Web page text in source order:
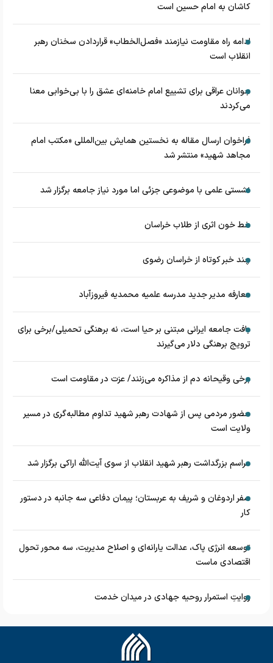
کاشان به امام حسین است
ادامه راه مقاومت نیازمند «فصل‌الخطاب» قراردادن سخنان رهبر
انقلاب است
جوانان عراقی برای تشییع امام خامنه‌ای عشق را با بی‌خوابی معنا
می‌کردند
فراخوان ارسال مقاله به نخستین همایش بین‌المللی «مکتب امام
مجاهد شهید» منتشر شد
نشستی علمی با موضوعی جزئی اما مورد نیاز جامعه برگزار شد
خط خون اثری از طلاب خراسان
چند خبر کوتاه از خراسان رضوی
معارفه مدیر جدید مدرسه علمیه محمدیه فیروزآباد
بافت جامعه ایرانی مبتنی بر حیا است، نه برهنگی تحمیلی/برخی برای
ترویج برهنگی دلار می‌گیرند
برخی وقیحانه دم از مذاکره می‌زنند/ عزت در مقاومت است
حضور مردمی پس از شهادت رهبر شهید تداوم مطالبه‌گری در مسیر
ولایت است
مراسم بزرگداشت رهبر شهید انقلاب از سوی آیت‌الله اراکی برگزار شد
سفر اردوغان و شریف به عربستان؛ پیمان دفاعی سه جانبه در دستور
کار
توسعه انرژی پاک، عدالت یارانه‌ای و اصلاح مدیریت، سه محور تحول
اقتصادی ماست
روایتِ استمرار روحیه جهادی در میدان خدمت